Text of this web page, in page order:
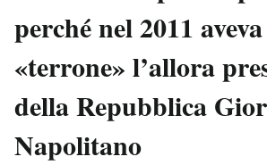
Scienza
Sport
Ok
Media
perché nel 2011
«terrone» l’allora
della Repubblica
Napolitano